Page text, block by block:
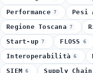
Performance 7 Pesi
Regione Toscana 7
Start-up 7 FLOSS 6
Interoperabilità 6
SIEM 6 Supply Chain